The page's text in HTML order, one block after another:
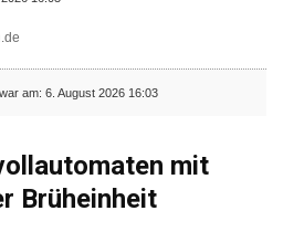
am: 6. August 2026 16:03
mit
Brüheinheit